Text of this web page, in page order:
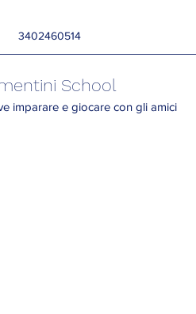
3402460514
School
imparare e giocare con gli amici